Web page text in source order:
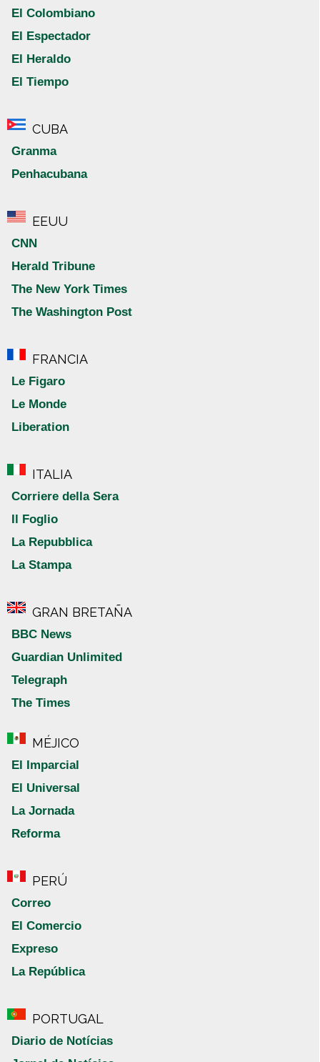
El Colombiano
El Espectador
El Heraldo
El Tiempo
CUBA
Granma
Penhacubana
EEUU
CNN
Herald Tribune
The New York Times
The Washington Post
FRANCIA
Le Figaro
Le Monde
Liberation
ITALIA
Corriere della Sera
Il Foglio
La Repubblica
La Stampa
GRAN BRETAÑA
BBC News
Guardian Unlimited
Telegraph
The Times
MÉJICO
El Imparcial
El Universal
La Jornada
Reforma
PERÚ
Correo
El Comercio
Expreso
La República
PORTUGAL
Diario de Notícias